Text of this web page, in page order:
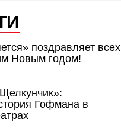
поздравляет всех
Новым годом!
Гофмана в